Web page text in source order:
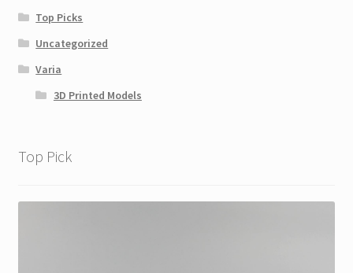
Top Picks
Uncategorized
Varia
3D Printed Models
Top Pick